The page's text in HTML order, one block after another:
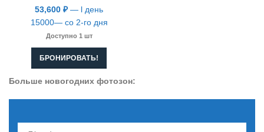
53,600 ₽— l день
15000— со 2-го дня
Доступно 1 шт
БРОНИРОВАТЬ!
Больше новогодних фотозон: